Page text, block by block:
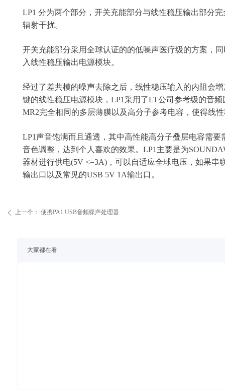
大家都在看
ꄴ 上一个： 便携PA1 USB音频噪声处理器
LP1 分为两个部分，开关充能部分与线性稳压输出部分
辐射干扰。
开关充能部分采用全球认证的的低噪声医疗级的方案，
入线性稳压输出电源模块。
经过了差共模的噪声去除之后，线性稳压输入的内阻会
键的线性稳压电源模块，LP1采用了LT公司参考级的音
MR2完全相同的多层薄膜以及高分子参考电容，使得线
LP1声音饱满而且通透，其中高性能高分子叠层电容需
音色调整，达到个人喜欢的效果。LP1主要是为
器材进行供电(5V <=3A)，可以自适应全球电压，如果串
输出口以及常见的USB 5V 1A输出口。